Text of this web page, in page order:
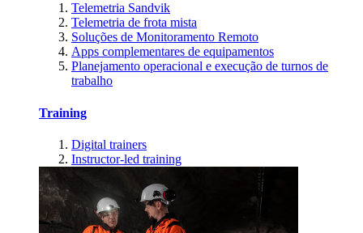
Telemetria Sandvik
Telemetria de frota mista
Soluções de Monitoramento Remoto
Apps complementares de equipamentos
Planejamento operacional e execução de turnos de
trabalho
Training
Digital trainers
Instructor-led training